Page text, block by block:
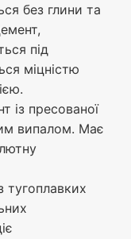
без глини та
під
міцністю
із пресованої
випалом. Має
тугоплавких